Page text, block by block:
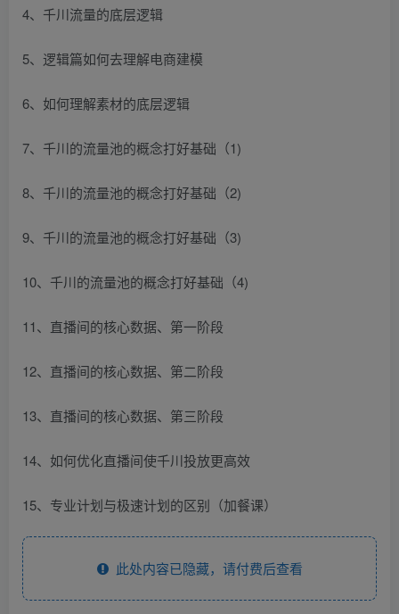
4、千川流量的底层逻辑
5、逻辑篇如何去理解电商建模
6、如何理解素材的底层逻辑
7、千川的流量池的概念打好基础（1)
8、千川的流量池的概念打好基础（2)
9、千川的流量池的概念打好基础（3)
10、千川的流量池的概念打好基础（4)
11、直播间的核心数据、第一阶段
12、直播间的核心数据、第二阶段
13、直播间的核心数据、第三阶段
14、如何优化直播间使千川投放更高效
15、专业计划与极速计划的区别（加餐课）
此处内容已隐藏，请付费后查看